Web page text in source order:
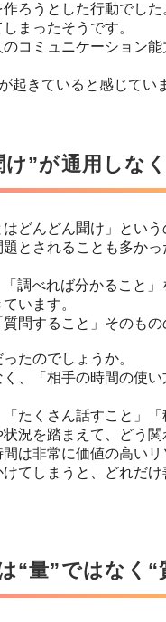
ろうとした行動でした
まったそうです。
コミュニケーション
起きていると感じてい
”が通用しな
どんどん聞け」という
とされることも多かっ
調べれば分かること
います。
問すること」そのもの
たのでしょうか。
、「相手の時間の使
たくさん話すこと」
況を踏まえて、どう関
は非常に価値の高いリ
てしまうと、どれだ
“量”ではなく“